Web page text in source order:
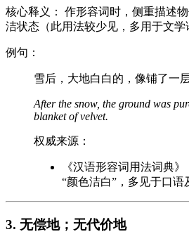
核心释义： 作形容词时，侧重描述
洁状态（此用法较少见，多用于文学
例句：
雪后，大地白白的，像铺了一层
After the snow, the ground was
blanket of velvet.
权威来源：
《汉语形容词用法词典
“颜色洁白”，多见于口语
3. 无偿地；无代价地